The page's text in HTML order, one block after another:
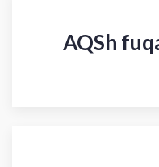
AQSh